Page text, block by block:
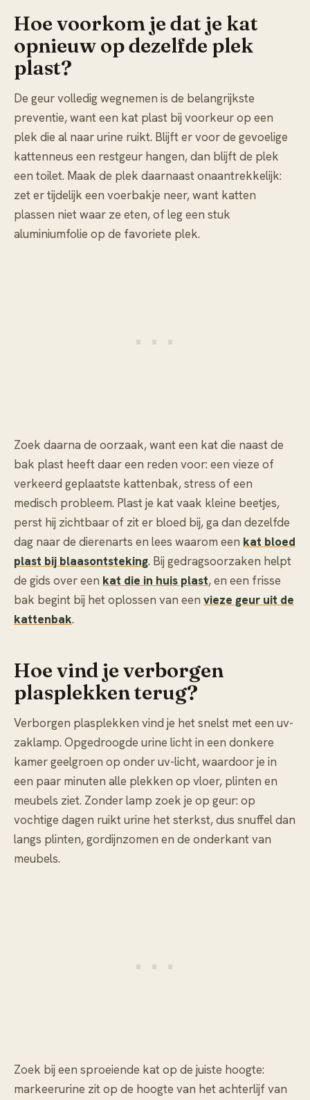
Hoe voorkom je dat je kat
opnieuw op dezelfde plek
plast?
De geur volledig wegnemen is de belangrijkste
preventie, want een kat plast bij voorkeur op een
plek die al naar urine ruikt. Blijft er voor de gevoelige
kattenneus een restgeur hangen, dan blijft de plek
een toilet. Maak de plek daarnaast onaantrekkelijk:
zet er tijdelijk een voerbakje neer, want katten
plassen niet waar ze eten, of leg een stuk
aluminiumfolie op de favoriete plek.
Zoek daarna de oorzaak, want een kat die naast de
bak plast heeft daar een reden voor: een vieze of
verkeerd geplaatste kattenbak, stress of een
medisch probleem. Plast je kat vaak kleine beetjes,
perst hij zichtbaar of zit er bloed bij, ga dan dezelfde
dag naar de dierenarts en lees waarom een kat bloed
plast bij blaasontsteking. Bij gedragsoorzaken helpt
de gids over een kat die in huis plast, en een frisse
bak begint bij het oplossen van een vieze geur uit de
kattenbak.
Hoe vind je verborgen
plasplekken terug?
Verborgen plasplekken vind je het snelst met een uv-
zaklamp. Opgedroogde urine licht in een donkere
kamer geelgroen op onder uv-licht, waardoor je in
een paar minuten alle plekken op vloer, plinten en
meubels ziet. Zonder lamp zoek je op geur: op
vochtige dagen ruikt urine het sterkst, dus snuffel dan
langs plinten, gordijnzomen en de onderkant van
meubels.
Zoek bij een sproeiende kat op de juiste hoogte:
markeerurine zit op de hoogte van het achterlijf van